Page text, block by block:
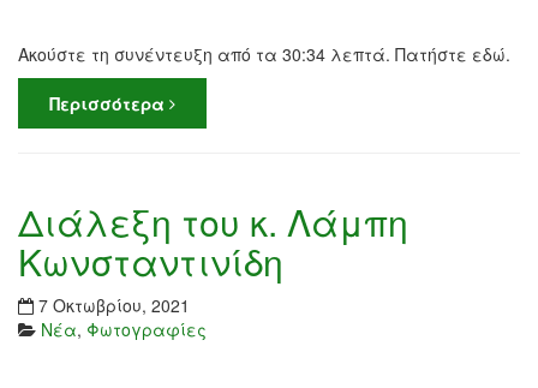
Ακούστε τη συνέντευξη από τα 30:34 λεπτά. Πατήστε εδώ.
Περισσότερα
Διάλεξη του κ. Λάμπη
Κωνσταντινίδη
7 Οκτωβρίου, 2021
Νέα, Φωτογραφίες